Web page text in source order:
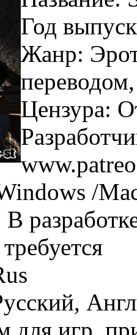
Год
Жанр:
Цензура:
/